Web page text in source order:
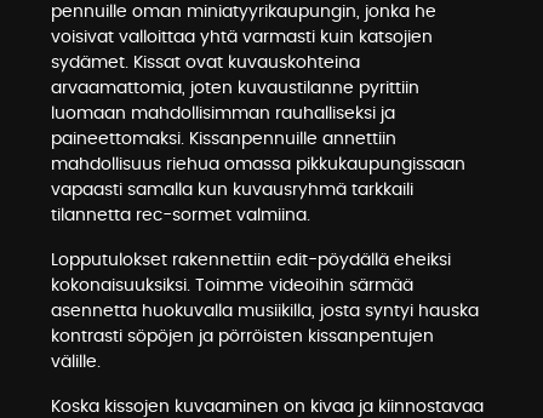
pennuille oman miniatyyrikaupungin, jonka he
voisivat valloittaa yhtä varmasti kuin katsojien
sydämet. Kissat ovat kuvauskohteina
arvaamattomia, joten kuvaustilanne pyrittiin
luomaan mahdollisimman rauhalliseksi ja
paineettomaksi. Kissanpennuille annettiin
mahdollisuus riehua omassa pikkukaupungissaan
vapaasti samalla kun kuvausryhmä tarkkaili
tilannetta rec-sormet valmiina.
Lopputulokset rakennettiin edit-pöydällä eheiksi
kokonaisuuksiksi. Toimme videoihin särmää
asennetta huokuvalla musiikilla, josta syntyi hauska
kontrasti söpöjen ja pörröisten kissanpentujen
välille.
Koska kissojen kuvaaminen on kivaa ja kiinnostavaa